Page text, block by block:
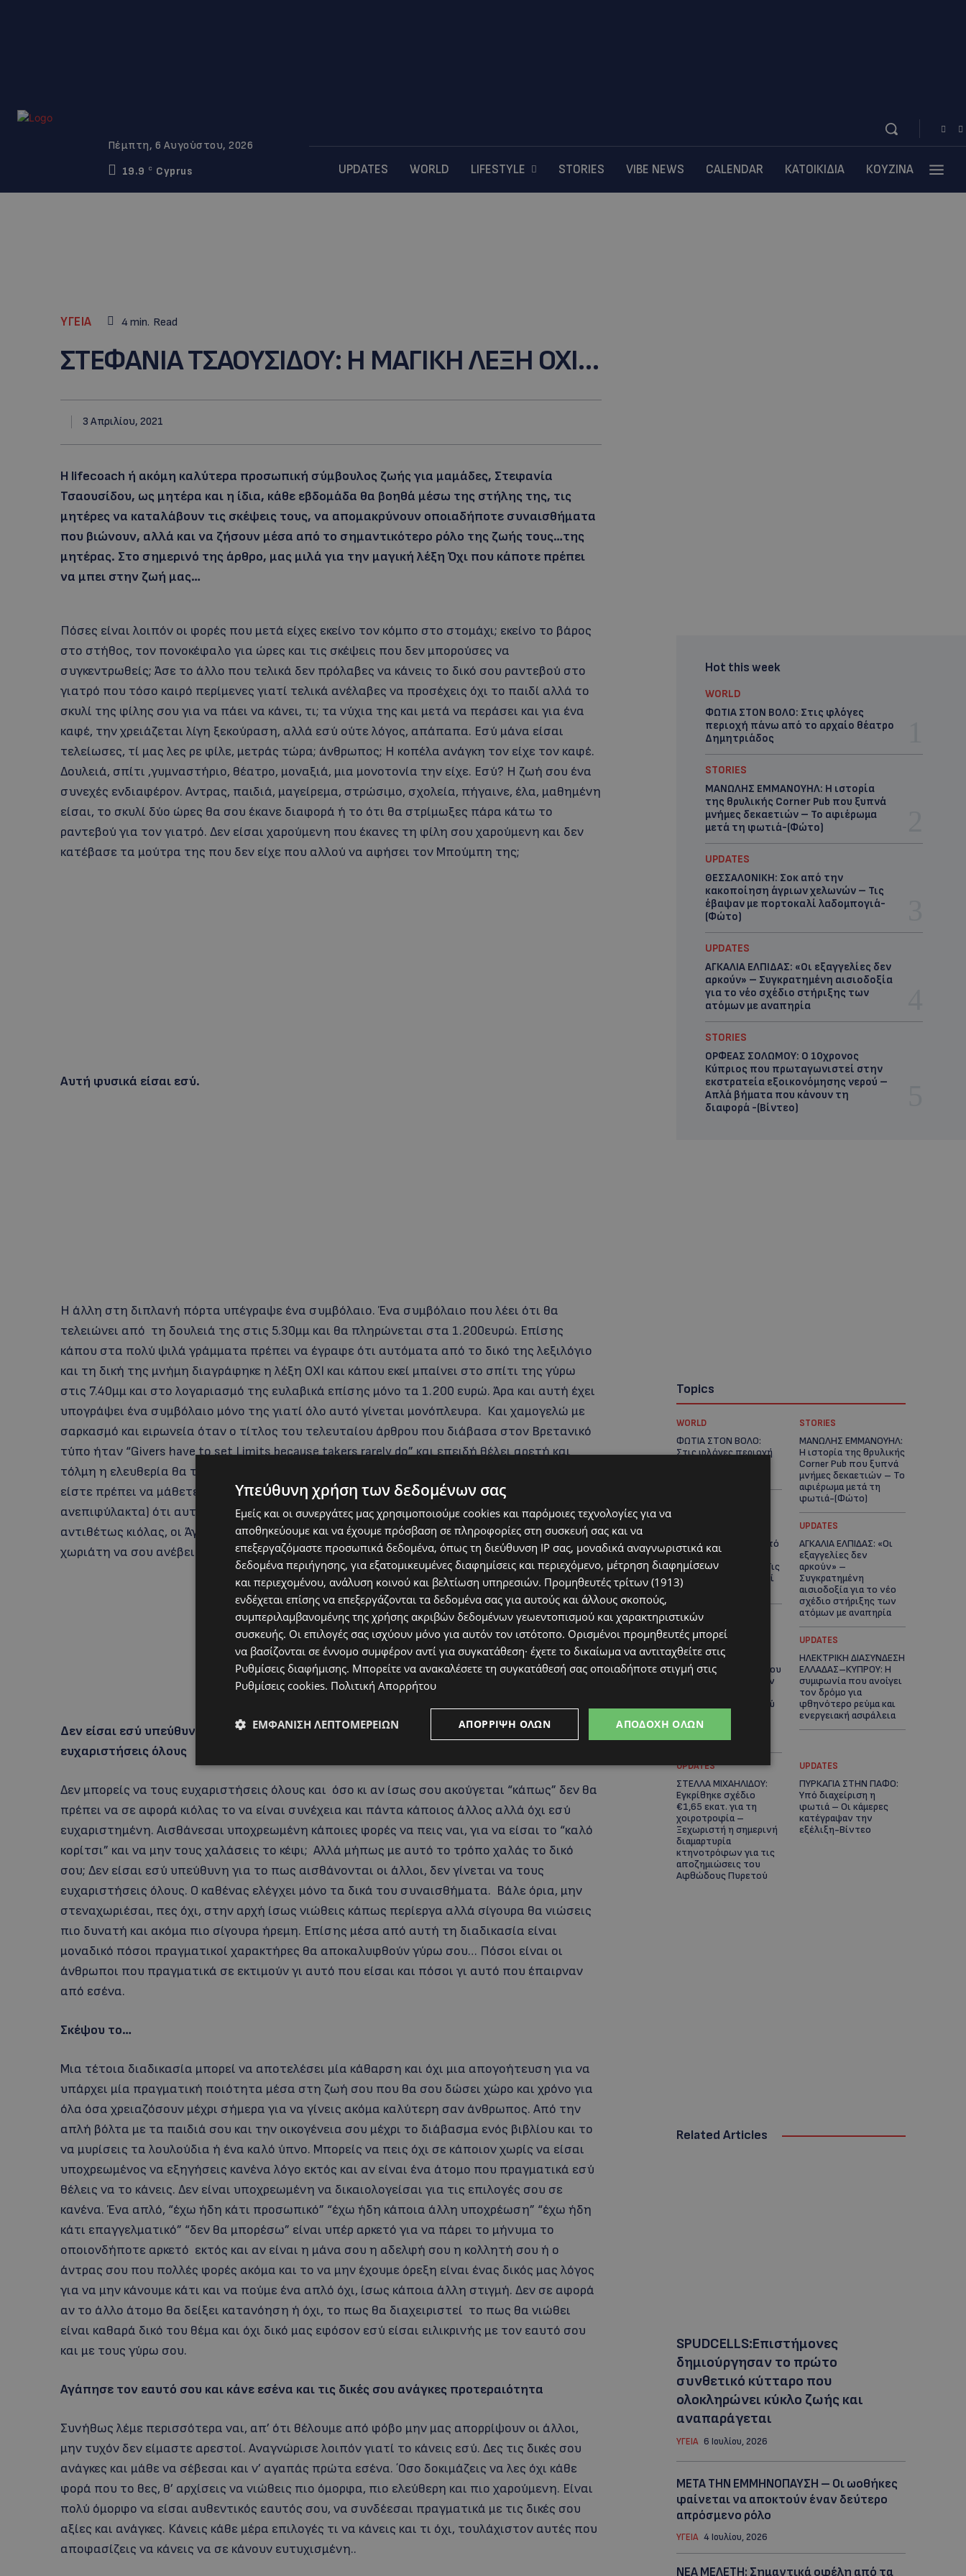
Πέμπτη, 6 Αυγούστου, 2026
19.9
C Cyprus UPDATES WORLD LIFESTYLE STORIES VIBE NEWS CALENDAR ΚΑΤΟΙΚΙΔΙΑ ΚΟΥΖΙΝΑ
ΥΓΕΙΑ 4min. Read
ΣΤΕΦΑΝΙΑ ΤΣΑΟΥΣΙΔΟΥ: Η ΜΑΓΙΚΗ ΛΕΞΗ ΟΧΙ…
3 Απριλίου, 2021
Η lifecoach ή ακόμη καλύτερα προσωπική σύμβουλος ζωής για μαμάδες, Στεφανία
Τσαουσίδου, ως μητέρα και η ίδια, κάθε εβδομάδα θα βοηθά μέσω της στήλης της, τις
μητέρες να καταλάβουν τις σκέψεις τους, να απομακρύνουν οποιαδήποτε συναισθήματα
που βιώνουν, αλλά και να ζήσουν μέσα από το σημαντικότερο ρόλο της ζωής τους…της
μητέρας. Στο σημερινό της άρθρο, μας μιλά για την μαγική λέξη Όχι που κάποτε πρέπει
να μπει στην ζωή μας…
Πόσες είναι λοιπόν οι φορές που μετά είχες εκείνο τον κόμπο στο στομάχι; εκείνο το βάρος
στο στήθος, τον πονοκέφαλο για ώρες και τις σκέψεις που δεν μπορούσες να
συγκεντρωθείς; Άσε το άλλο που τελικά δεν πρόλαβες να κάνεις το δικό σου ραντεβού στο
γιατρό που τόσο καιρό περίμενες γιατί τελικά ανέλαβες να προσέχεις όχι το παιδί αλλά το
σκυλί της φίλης σου για να πάει να κάνει, τι; τα νύχια της και μετά να περάσει και για ένα
καφέ, την χρειάζεται λίγη ξεκούραση, αλλά εσύ ούτε λόγος, απάπαπα. Εσύ μάνα είσαι
τελείωσες, τί μας λες ρε φίλε, μετράς τώρα; άνθρωπος; Η κοπέλα ανάγκη τον είχε τον καφέ.
Δουλειά, σπίτι ,γυμναστήριο, θέατρο, μοναξιά, μια μονοτονία την είχε. Εσύ? Η ζωή σου ένα
συνεχές ενδιαφέρον. Αντρας, παιδιά, μαγείρεμα, στρώσιμο, σχολεία, πήγαινε, έλα, μαθημένη
είσαι, το σκυλί δύο ώρες θα σου έκανε διαφορά ή το ότι θα στρίμωξες πάρα κάτω το
ραντεβού για τον γιατρό. Δεν είσαι χαρούμενη που έκανες τη φίλη σου χαρούμενη και δεν
κατέβασε τα μούτρα της που δεν είχε που αλλού να αφήσει τον Μπούμπη της;
Αυτή φυσικά είσαι εσύ.
Η άλλη στη διπλανή πόρτα υπέγραψε ένα συμβόλαιο. Ένα συμβόλαιο που λέει ότι θα
τελειώνει από τη δουλειά της στις 5.30μμ και θα πληρώνεται στα 1.200ευρώ. Επίσης
κάπου στα πολύ ψιλά γράμματα πρέπει να έγραφε ότι αυτόματα από το δικό της λεξιλόγιο
και τη δική της μνήμη διαγράφηκε η λέξη ΟΧΙ και κάπου εκεί μπαίνει στο σπίτι της γύρω
στις 7.40μμ και στο λογαριασμό της ευλαβικά επίσης μόνο τα 1.200 ευρώ. Άρα και αυτή έχει
υπογράψει ένα συμβόλαιο μόνο της γιατί όλο αυτό γίνεται μονόπλευρα. Και χαμογελώ με
σαρκασμό και ειρωνεία όταν ο τίτλος του τελευταίου άρθρου που διάβασα στον Βρετανικό
τύπο ήταν “Givers have to set Limits because takers rarely do” και επειδή θέλει αρετή και
τόλμη η ελευθερία θα τολμήσω να πω (γιατί θέλω να είμαι ελεύθερος άνθρωπος και για να
είστε πρέπει να μάθετε να λέτε όχι ευγενικά και μη καμία φορά και σας το προτείνω
ανεπιφύλακτα) ότι αυτοί που παίρνουν όχι σπάνια βάζουν όρια αλλά δεν βάζουν καθόλου,
αντιθέτως κιόλας, οι Άγγλοι είναι πιο ευγενικοί… εμείς οι Έλληνες λέμε δώσε θάρρος στο
χωριάτη να σου ανέβει στο κρεβάτι.
Δεν είσαι εσύ υπεύθυνη για το πως αισθάνονται οι άλλοι, δεν γίνεται να τους
ευχαριστήσεις όλους
Δεν μπορείς να τους ευχαριστήσεις όλους και όσο κι αν ίσως σου ακούγεται “κάπως” δεν θα
πρέπει να σε αφορά κιόλας το να είναι συνέχεια και πάντα κάποιος άλλος αλλά όχι εσύ
ευχαριστημένη. Αισθάνεσαι υποχρεωμένη κάποιες φορές να πεις ναι, για να είσαι το “καλό
κορίτσι” και να μην τους χαλάσεις το κέφι; Αλλά μήπως με αυτό το τρόπο χαλάς το δικό
σου; Δεν είσαι εσύ υπεύθυνη για το πως αισθάνονται οι άλλοι, δεν γίνεται να τους
ευχαριστήσεις όλους. Ο καθένας ελέγχει μόνο τα δικά του συναισθήματα. Βάλε όρια, μην
στεναχωριέσαι, πες όχι, στην αρχή ίσως νιώθεις κάπως περίεργα αλλά σίγουρα θα νιώσεις
πιο δυνατή και ακόμα πιο σίγουρα ήρεμη. Επίσης μέσα από αυτή τη διαδικασία είναι
μοναδικό πόσοι πραγματικοί χαρακτήρες θα αποκαλυφθούν γύρω σου… Πόσοι είναι οι
άνθρωποι που πραγματικά σε εκτιμούν γι αυτό που είσαι και πόσοι γι αυτό που έπαιρναν
από εσένα.
Σκέψου το…
Μια τέτοια διαδικασία μπορεί να αποτελέσει μία κάθαρση και όχι μια απογοήτευση για να
υπάρχει μία πραγματική ποιότητα μέσα στη ζωή σου που θα σου δώσει χώρο και χρόνο για
όλα όσα χρειαζόσουν μέχρι σήμερα για να γίνεις ακόμα καλύτερη σαν άνθρωπος. Από την
απλή βόλτα με τα παιδιά σου και την οικογένεια σου μέχρι το διάβασμα ενός βιβλίου και το
να μυρίσεις τα λουλούδια ή ένα καλό ύπνο. Μπορείς να πεις όχι σε κάποιον χωρίς να είσαι
υποχρεωμένος να εξηγήσεις κανένα λόγο εκτός και αν είναι ένα άτομο που πραγματικά εσύ
θέλεις να το κάνεις. Δεν είναι υποχρεωμένη να δικαιολογείσαι για τις επιλογές σου σε
κανένα. Ένα απλό, “έχω ήδη κάτι προσωπικό” “έχω ήδη κάποια άλλη υποχρέωση” “έχω ήδη
κάτι επαγγελματικό” “δεν θα μπορέσω” είναι υπέρ αρκετό για να πάρει το μήνυμα το
οποιονδήποτε αρκετό εκτός και αν είναι η μάνα σου η αδελφή σου η κολλητή σου ή ο
άντρας σου που πολλές φορές ακόμα και το να μην έχουμε όρεξη είναι ένας δικός μας λόγος
για να μην κάνουμε κάτι και να πούμε ένα απλό όχι, ίσως κάποια άλλη στιγμή. Δεν σε αφορά
αν το άλλο άτομο θα δείξει κατανόηση ή όχι, το πως θα διαχειριστεί το πως θα νιώθει
είναι καθαρά δικό του θέμα και όχι δικό μας εφόσον εσύ είσαι ειλικρινής με τον εαυτό σου
και με τους γύρω σου.
Αγάπησε τον εαυτό σου και κάνε εσένα και τις δικές σου ανάγκες προτεραιότητα
Συνήθως λέμε περισσότερα ναι, απ’ ότι θέλουμε από φόβο μην μας απορρίψουν οι άλλοι,
μην τυχόν δεν είμαστε αρεστοί. Αναγνώρισε λοιπόν γιατί το κάνεις εσύ. Δες τις δικές σου
ανάγκες και μάθε να σέβεσαι και ν’ αγαπάς πρώτα εσένα. ΄Οσο δοκιμάζεις να λες όχι κάθε
φορά που το θες, θ’ αρχίσεις να νιώθεις πιο όμορφα, πιο ελεύθερη και πιο χαρούμενη. Είναι
πολύ όμορφο να είσαι αυθεντικός εαυτός σου, να συνδέεσαι πραγματικά με τις δικές σου
αξίες και ανάγκες. Κάνεις κάθε μέρα επιλογές τι να κάνεις και τι όχι, τουλάχιστον αυτές που
αποφασίζεις να κάνεις να σε κάνουν ευτυχισμένη..
Hot this week
WORLD
ΦΩΤΙΑ ΣΤΟΝ ΒΟΛΟ: Στις φλόγες
περιοχή πάνω από το αρχαίο θέατρο
Δημητριάδος
STORIES
ΜΑΝΩΛΗΣ ΕΜΜΑΝΟΥΗΛ: Η ιστορία
της θρυλικής Corner Pub που ξυπνά
μνήμες δεκαετιών – Το αφιέρωμα
μετά τη φωτιά-(Φώτο)
UPDATES
ΘΕΣΣΑΛΟΝΙΚΗ: Σοκ από την
κακοποίηση άγριων χελωνών – Τις
έβαψαν με πορτοκαλί λαδομπογιά-
(Φώτο)
UPDATES
ΑΓΚΑΛΙΑ ΕΛΠΙΔΑΣ: «Οι εξαγγελίες δεν
αρκούν» – Συγκρατημένη αισιοδοξία
για το νέο σχέδιο στήριξης των
ατόμων με αναπηρία
STORIES
ΟΡΦΕΑΣ ΣΟΛΩΜΟΥ: Ο 10χρονος
Κύπριος που πρωταγωνιστεί στην
εκστρατεία εξοικονόμησης νερού –
Απλά βήματα που κάνουν τη
διαφορά -(Βίντεο)
Topics
WORLD
ΦΩΤΙΑ ΣΤΟΝ ΒΟΛΟ:
Στις φλόγες περιοχή
STORIES
ΜΑΝΩΛΗΣ ΕΜΜΑΝΟΥΗΛ:
Η ιστορία της θρυλικής
Corner Pub που ξυπνά
μνήμες δεκαετιών – Το
αφιέρωμα μετά τη
φωτιά-(Φώτο)
ΘΕΣΣΑΛΟΝΙΚΗ: Σοκ από
την κακοποίηση
άγριων χελωνών – Τις
έβαψαν με πορτοκαλί
λαδομπογιά-(Φώτο)
UPDATES
ΑΓΚΑΛΙΑ ΕΛΠΙΔΑΣ: «Οι
εξαγγελίες δεν
αρκούν» –
Συγκρατημένη
αισιοδοξία για το νέο
σχέδιο στήριξης των
ατόμων με αναπηρία
STORIES
ΟΡΦΕΑΣ ΣΟΛΩΜΟΥ: Ο
10χρονος Κύπριος που
πρωταγωνιστεί στην
εξοικονόμησης νερού
κάνουν τη διαφορά -
(Βίντεο)
UPDATES
ΗΛΕΚΤΡΙΚΗ ΔΙΑΣΥΝΔΕΣΗ
ΕΛΛΑΔΑΣ–ΚΥΠΡΟΥ: Η
συμφωνία που ανοίγει
τον δρόμο για
φθηνότερο ρεύμα και
ενεργειακή ασφάλεια
UPDATES
ΣΤΕΛΛΑ ΜΙΧΑΗΛΙΔΟΥ:
Εγκρίθηκε σχέδιο
€1,65 εκατ. για τη
χοιροτροφία –
Ξεχωριστή η σημερινή
διαμαρτυρία
κτηνοτρόφων για τις
αποζημιώσεις του
Αφθώδους Πυρετού
UPDATES
ΠΥΡΚΑΓΙΑ ΣΤΗΝ ΠΑΦΟ:
Υπό διαχείριση η
φωτιά – Οι κάμερες
κατέγραψαν την
εξέλιξη-Βίντεο
Related Articles
SPUDCELLS:Επιστήμονες
δημιούργησαν το πρώτο
συνθετικό κύτταρο που
ολοκληρώνει κύκλο ζωής και
αναπαράγεται
ΥΓΕΙΑ 6 Ιουλίου, 2026
ΜΕΤΑ ΤΗΝ ΕΜΜΗΝΟΠΑΥΣΗ – Οι ωοθήκες
φαίνεται να αποκτούν έναν δεύτερο
απρόσμενο ρόλo
ΥΓΕΙΑ 4 Ιουλίου, 2026
ΝΕΑ ΜΕΛΕΤΗ: Σημαντικά οφέλη από τα
Υπεύθυνη χρήση των δεδομένων σας
Εμείς και οι συνεργάτες μας χρησιμοποιούμε cookies και παρόμοιες τεχνολογίες για να
αποθηκεύουμε και να έχουμε πρόσβαση σε πληροφορίες στη συσκευή σας και να
επεξεργαζόμαστε προσωπικά δεδομένα, όπως τη διεύθυνση IP σας, μοναδικά αναγνωριστικά και
δεδομένα περιήγησης, για εξατομικευμένες διαφημίσεις και περιεχόμενο, μέτρηση διαφημίσεων
και περιεχομένου, ανάλυση κοινού και βελτίωση υπηρεσιών. Προμηθευτές τρίτων (1913)
ενδέχεται επίσης να επεξεργάζονται τα δεδομένα σας για αυτούς και άλλους σκοπούς,
συμπεριλαμβανομένης της χρήσης ακριβών δεδομένων γεωεντοπισμού και χαρακτηριστικών
συσκευής. Οι επιλογές σας ισχύουν μόνο για αυτόν τον ιστότοπο. Ορισμένοι προμηθευτές μπορεί
να βασίζονται σε έννομο συμφέρον αντί για συγκατάθεση· έχετε το δικαίωμα να αντιταχθείτε στις
Ρυθμίσεις διαφήμισης. Μπορείτε να ανακαλέσετε τη συγκατάθεσή σας οποιαδήποτε στιγμή στις
Ρυθμίσεις cookies. Πολιτική Απορρήτου
ΑΠΟΔΟΧΉ ΌΛΩΝ
ΑΠΌΡΡΙΨΗ ΌΛΩΝ
ΕΜΦΆΝΙΣΗ ΛΕΠΤΟΜΕΡΕΙΏΝ